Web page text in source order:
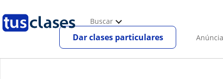
Buscar
Dar clases particulares